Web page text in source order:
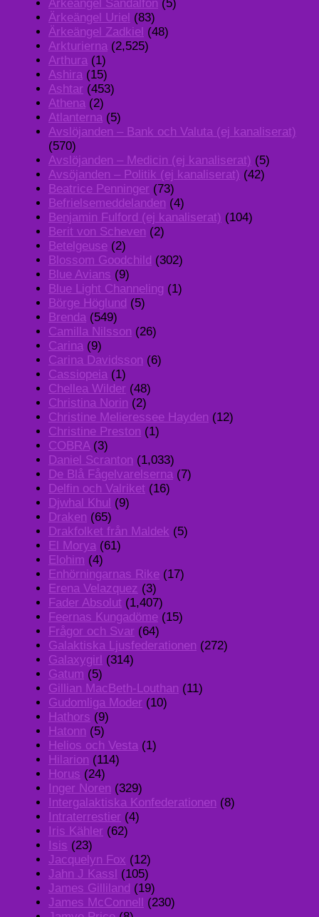
Ärkeängel Sandalfon (5)
Ärkeängel Uriel (83)
Ärkeängel Zadkiel (48)
Arkturierna (2,525)
Arthura (1)
Ashira (15)
Ashtar (453)
Athena (2)
Atlanterna (5)
Avslöjanden – Bank och Valuta (ej kanaliserat)
(570)
Avslöjanden – Medicin (ej kanaliserat) (5)
Avsöjanden – Politik (ej kanaliserat) (42)
Beatrice Penninger (73)
Befrielsemeddelanden (4)
Benjamin Fulford (ej kanaliserat) (104)
Berit von Scheven (2)
Betelgeuse (2)
Blossom Goodchild (302)
Blue Avians (9)
Blue Light Channeling (1)
Börge Höglund (5)
Brenda (549)
Camilla Nilsson (26)
Carina (9)
Carina Davidsson (6)
Cassiopeia (1)
Chellea Wilder (48)
Christina Norin (2)
Christine Melieressee Hayden (12)
Christine Preston (1)
COBRA(3)
Daniel Scranton (1,033)
De Blå Fågelvarelserna (7)
Delfin och Valriket (16)
Djwhal Khul (9)
Draken (65)
Drakfolket från Maldek (5)
El Morya (61)
Elohim (4)
Enhörningarnas Rike (17)
Erena Velazquez (3)
Fader Absolut (1,407)
Feernas Kungadöme (15)
Frågor och Svar (64)
Galaktiska Ljusfederationen (272)
Galaxygirl (314)
Gatum (5)
Gillian MacBeth-Louthan (11)
Gudomliga Moder (10)
Hathors (9)
Hatonn (5)
Helios och Vesta (1)
Hilarion (114)
Horus (24)
Inger Noren (329)
Intergalaktiska Konfederationen (8)
Intraterrestier (4)
Iris Kähler (62)
Isis (23)
Jacquelyn Fox (12)
Jahn J Kassl (105)
James Gilliland (19)
James McConnell (230)